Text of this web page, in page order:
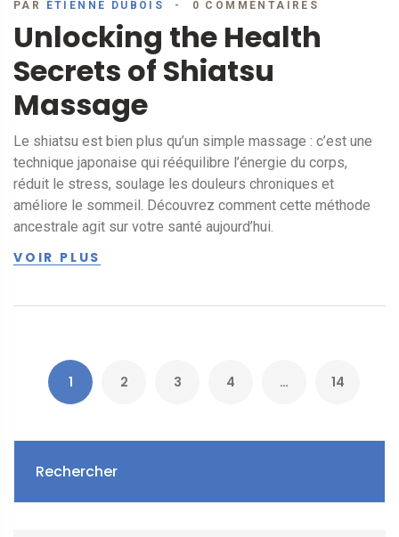
PAR ÉTIENNE DUBOIS 0 COMMENTAIRES
Unlocking the Health
Secrets of Shiatsu
Massage
Le shiatsu est bien plus qu’un simple massage : c’est une
technique japonaise qui rééquilibre l’énergie du corps,
réduit le stress, soulage les douleurs chroniques et
améliore le sommeil. Découvrez comment cette méthode
ancestrale agit sur votre santé aujourd’hui.
VOIR PLUS
1 2 3 4 … 14
Rechercher